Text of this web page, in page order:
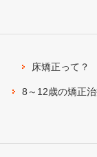
床矯正って？
8～12歳の矯正